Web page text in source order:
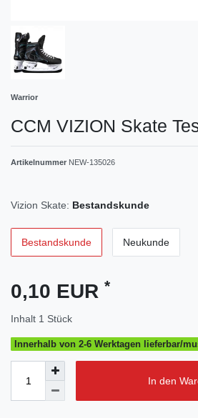
Warrior
CCM VIZION Skate
Artikelnummer NEW-135026
Vizion Skate: Bestandskunde
Bestandskunde Neukunde
0,10 EUR *
Inhalt 1 Stück
Innerhalb von 2-6 Werktagen lieferbar/
In den